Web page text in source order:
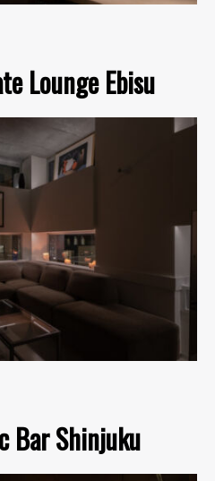
Lounge Ebisu
Bar Shinjuku